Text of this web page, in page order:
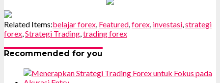
Related Items:belajar forex, Featured,forex, investasi,strategi
forex,Strategi Trading,trading forex
Recommended for you